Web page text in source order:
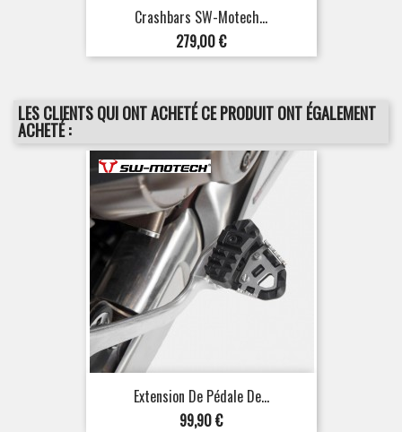
Crashbars SW-Motech...
Prix
279,00 €
LES CLIENTS QUI ONT ACHETÉ CE PRODUIT ONT ÉGALEMENT
ACHETÉ :
Extension De Pédale De...
Prix
99,90 €